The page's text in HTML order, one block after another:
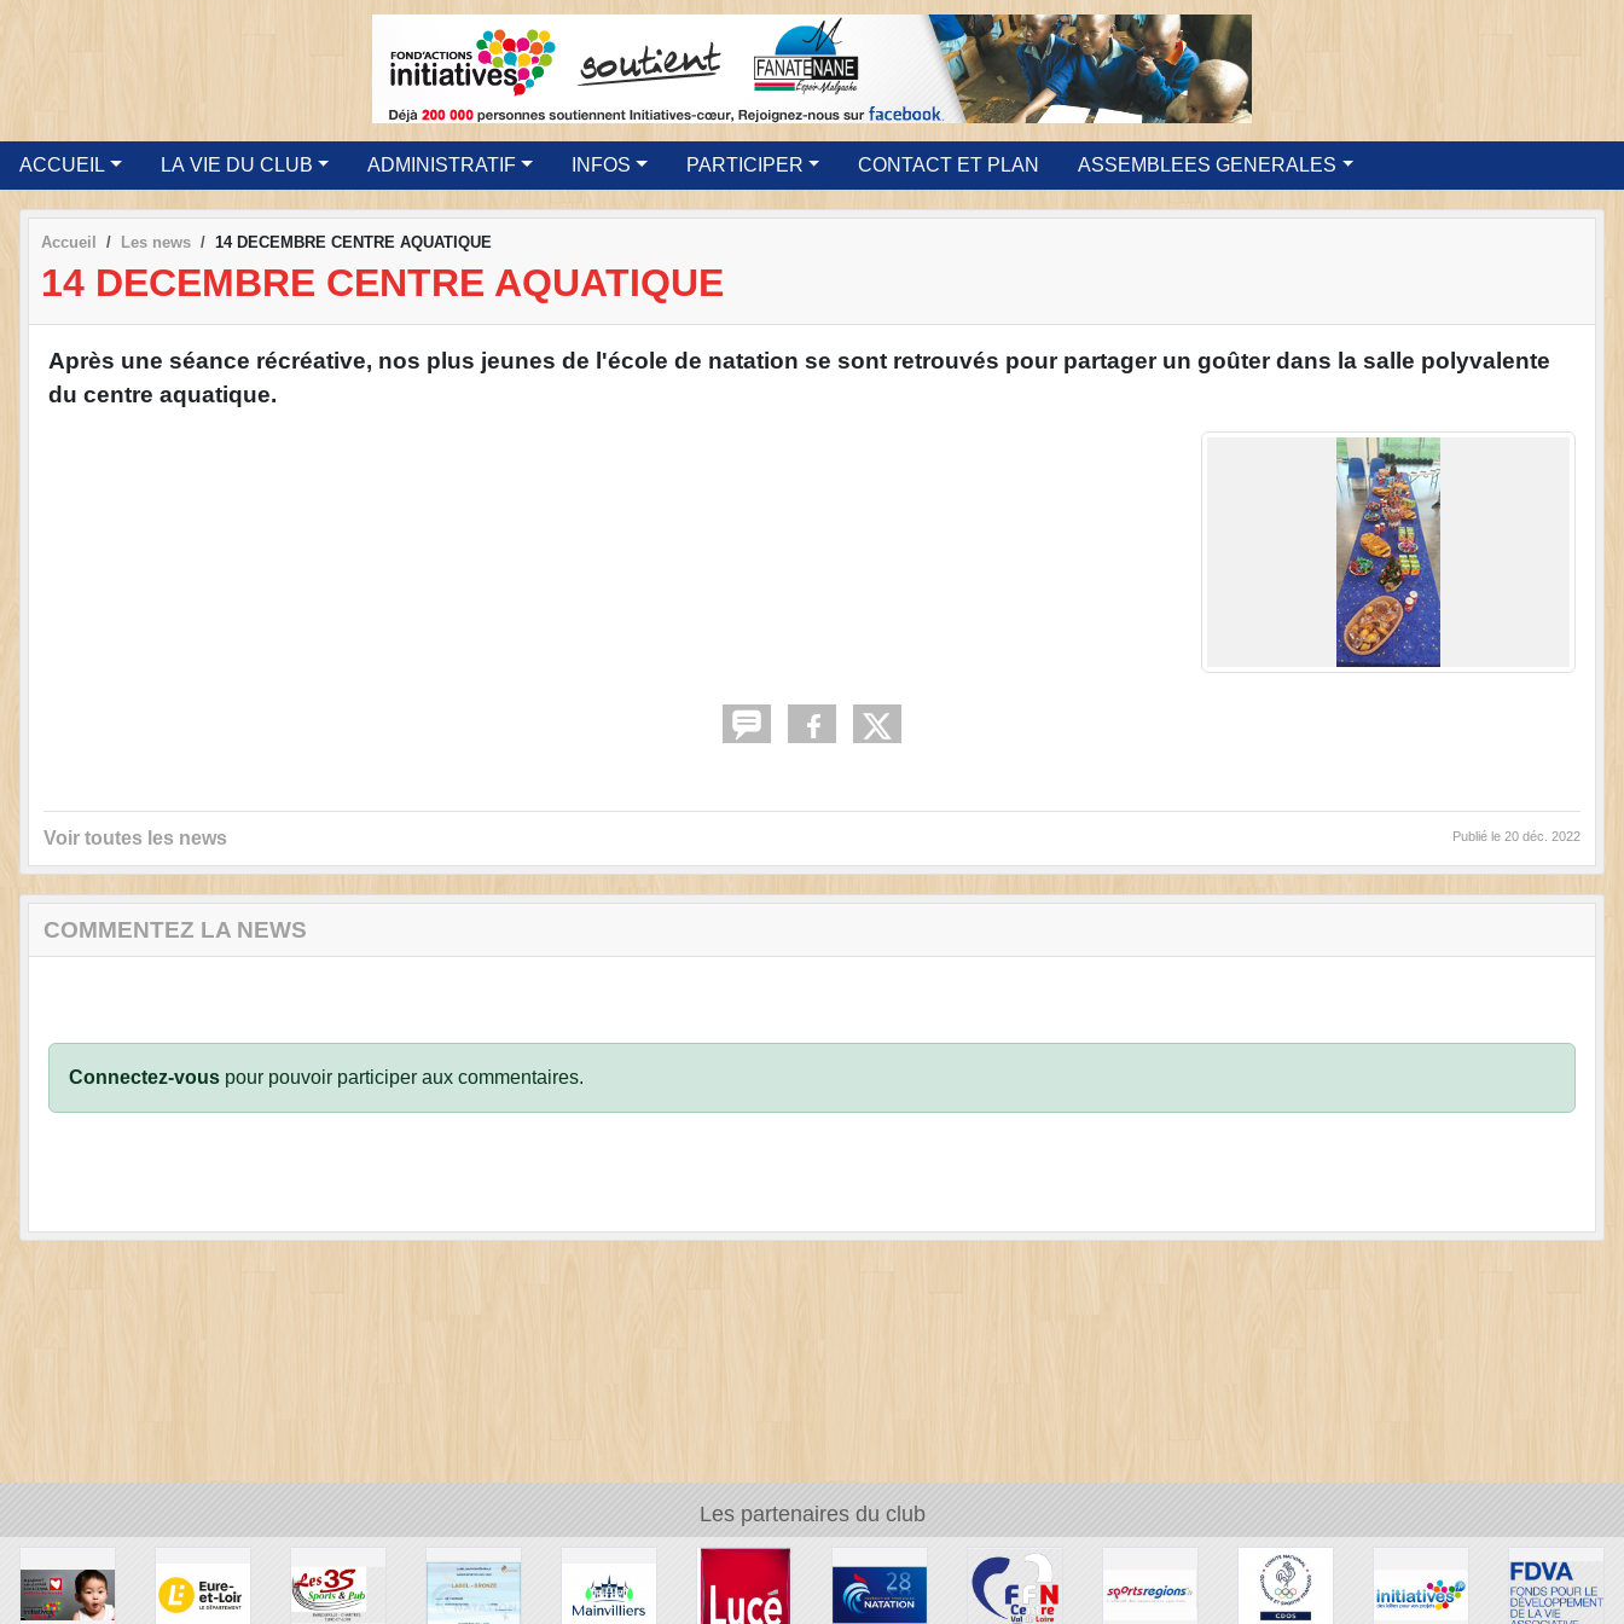
ACCUEIL LA VIE DU CLUB ADMINISTRATIF INFOS PARTICIPER CONTACT ET PLAN ASSEMBLEES GENERALES
Accueil Les news 14 DECEMBRE CENTRE AQUATIQUE
14 DECEMBRE CENTRE AQUATIQUE
Après une séance récréative, nos plus jeunes de l'école de natation se sont retrouvés pour partager un goûter dans la salle polyvalente
du centre aquatique.
Voir toutes les news Publié le 20 déc. 2022
COMMENTEZ LA NEWS
Connectez-vous pour pouvoir participer aux commentaires.
Les partenaires du club